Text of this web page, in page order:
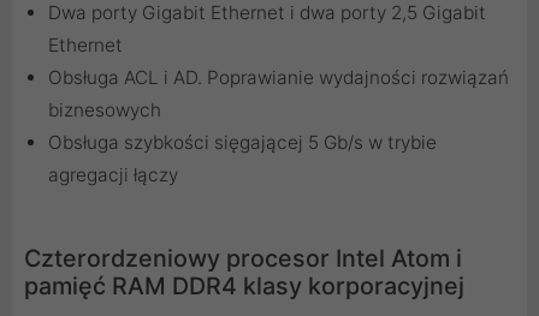
Dwa porty Gigabit Ethernet i dwa porty 2,5 Gigabit
Ethernet
Obsługa ACL i AD. Poprawianie wydajności rozwiązań
biznesowych
Obsługa szybkości sięgającej 5 Gb/s w trybie
agregacji łączy
Czterordzeniowy procesor Intel Atom i
pamięć RAM DDR4 klasy korporacyjnej